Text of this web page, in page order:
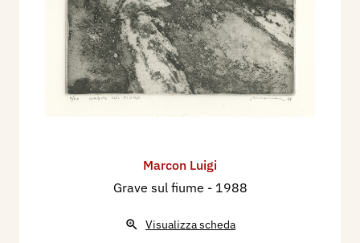
Marcon Luigi
Grave sul fiume - 1988
Visualizza scheda